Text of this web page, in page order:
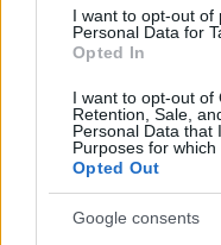
I want to opt-out of
Personal Data for
Opted In
I want to opt-out of
Retention, Sale,
Personal Data that
Purposes for which
Opted Out
Google consents
az utóbbi évek
fesztiválon három
a Limp Bizkit, a Marilyn